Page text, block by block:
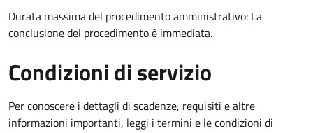
Durata massima del procedimento amministrativo: La
conclusione del procedimento è immediata.
Condizioni di servizio
Per conoscere i dettagli di scadenze, requisiti e altre
informazioni importanti, leggi i termini e le condizioni di